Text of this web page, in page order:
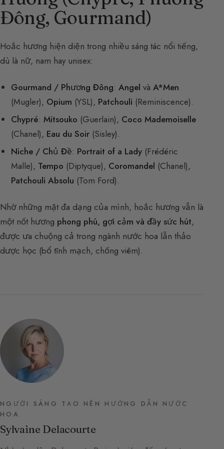
Đông, Gourmand)
Hoắc hương hiện diện trong nhiều sáng tác nổi tiếng,
dù là nữ, nam hay unisex:
Gourmand / Phương Đông:Angel vàA*Men
(Mugler), Opium (YSL), Patchouli (Reminiscence).
Chypré:Mitsouko (Guerlain), Coco Mademoiselle
(Chanel), Eau du Soir (Sisley).
Niche / Chủ Đề: Portrait of a Lady (Frédéric
Malle), Tempo (Diptyque), Coromandel (Chanel),
Patchouli Absolu (Tom Ford).
Nhờ những mặt đa dạng của mình, hoắc hương vẫn là
một nốt hương phong phú, gợi cảm và đầy sức hút,
được ưa chuộng cả trong ngành nước hoa lẫn thảo
dược học (bổ tĩnh mạch, chống viêm).
NGƯỜI SÁNG TẠO NÊN HƯỚNG DẪN NƯỚC
HOA
Sylvaine Delacourte